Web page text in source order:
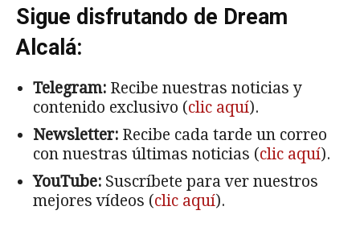
Sigue disfrutando de Dream
Alcalá:
Telegram: Recibe nuestras noticias y
contenido exclusivo (clic aquí).
Newsletter: Recibe cada tarde un correo
con nuestras últimas noticias (clic aquí).
YouTube: Suscríbete para ver nuestros
mejores vídeos (clic aquí).